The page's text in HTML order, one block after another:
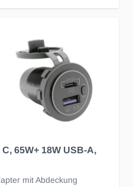
65W+ 18W USB-A,
mit Abdeckung